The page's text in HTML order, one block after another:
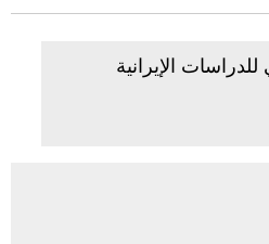
للدراسات الإيرانية